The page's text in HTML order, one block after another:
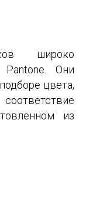
широко
Они
цвета,
из